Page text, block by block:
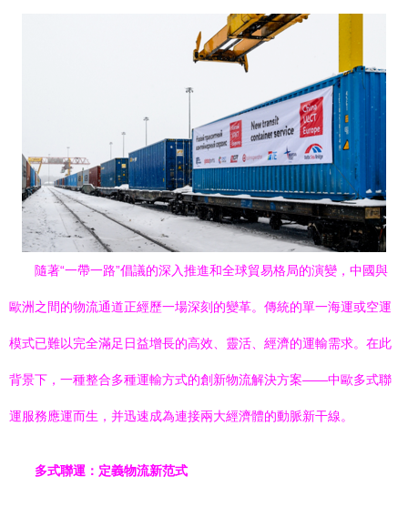
隨著“一帶一路”倡議的深入推進和全球貿易格局的演變，中國與
歐洲之間的物流通道正經歷一場深刻的變革。傳統的單一海運或空運
模式已難以完全滿足日益增長的高效、靈活、經濟的運輸需求。在此
背景下，一種整合多種運輸方式的創新物流解決方案——中歐多式聯
運服務應運而生，并迅速成為連接兩大經濟體的動脈新干線。
多式聯運：定義物流新范式